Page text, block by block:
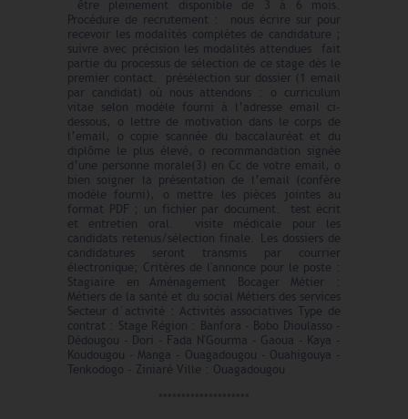
être pleinement disponible de 3 à 6 mois.
Procédure de recrutement : nous écrire sur pour
recevoir les modalités complètes de candidature ;
suivre avec précision les modalités attendues fait
partie du processus de sélection de ce stage dès le
premier contact. présélection sur dossier (1 email
par candidat) où nous attendons : o curriculum
vitae selon modèle fourni à l’adresse email ci-
dessous, o lettre de motivation dans le corps de
l’email, o copie scannée du baccalauréat et du
diplôme le plus élevé, o recommandation signée
d’une personne morale(3) en Cc de votre email, o
bien soigner la présentation de l’email (confère
modèle fourni), o mettre les pièces jointes au
format PDF ; un fichier par document. test écrit
et entretien oral. visite médicale pour les
candidats retenus/sélection finale. Les dossiers de
candidatures seront transmis par courrier
électronique; Critères de l'annonce pour le poste :
Stagiaire en Aménagement Bocager Métier :
Métiers de la santé et du social Métiers des services
Secteur d´activité : Activités associatives Type de
contrat : Stage Région : Banfora - Bobo Dioulasso -
Dédougou - Dori - Fada N'Gourma - Gaoua - Kaya -
Koudougou - Manga - Ouagadougou - Ouahigouya -
Tenkodogo - Ziniaré Ville : Ouagadougou